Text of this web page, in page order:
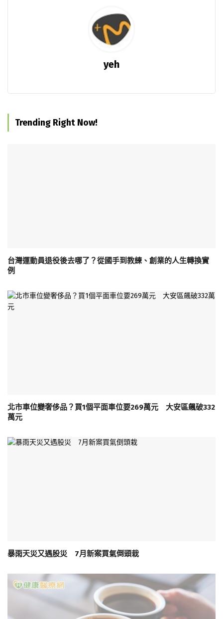
yeh
Trending Right Now!
台灣運動員退役後去哪了？從國手到教練、創業的人生轉換實
例
北市車位變奢侈品？買1個平面車位要269萬元 大安區飆破332
萬元
暴雨天災又遇股災 7月新案買氣倒頭栽